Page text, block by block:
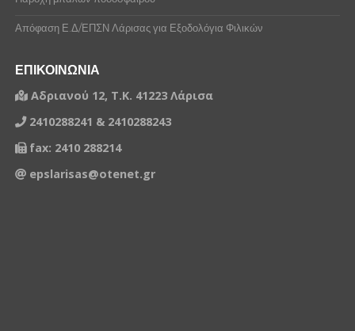
Απόφαση Ε.Δ/ΕΠΣΝ Λάρισας για Εξοδολόγια Φιλικών
ΕΠΙΚΟΙΝΩΝΙΑ
Αδριανού 12, Τ.Κ. 41223 Λάρισα
2410288241 & 2410288243
fax: 2410 288214
epslarisas@otenet.gr